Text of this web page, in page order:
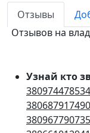
Отзывы
Отзывов на
Узнай кто
380974478534
380687917490
380967790735